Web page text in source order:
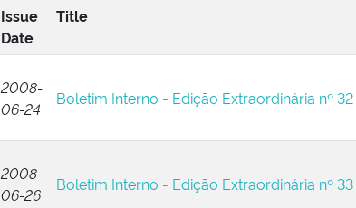
Issue
Date
Title
2008-
06-24
Boletim Interno - Edição Extraordinária nº 32
2008-
06-26
Boletim Interno - Edição Extraordinária nº 33